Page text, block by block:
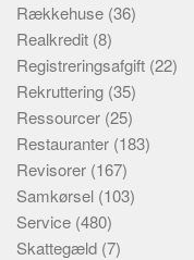
Rækkehuse (36)
Realkredit (8)
Registreringsafgift (22)
Rekruttering (35)
Ressourcer (25)
Restauranter (183)
Revisorer (167)
Samkørsel (103)
Service (480)
Skattegæld (7)